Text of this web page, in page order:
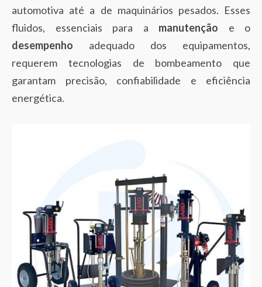
automotiva até a de maquinários pesados. Esses
fluidos, essenciais para a manutenção e o
desempenho adequado dos equipamentos,
requerem tecnologias de bombeamento que
garantam precisão, confiabilidade e eficiência
energética.